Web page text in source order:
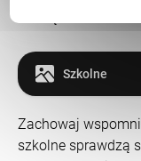
Szkolne
Zachowaj
szkolne sprawdzą